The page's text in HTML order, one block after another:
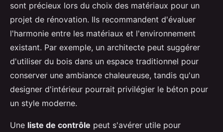
sont précieux lors du choix des matériaux pour un
projet de rénovation. Ils recommandent d'évaluer
l'harmonie entre les matériaux et l'environnement
existant. Par exemple, un architecte peut suggérer
d'utiliser du bois dans un espace traditionnel pour
conserver une ambiance chaleureuse, tandis qu'un
designer d'intérieur pourrait privilégier le béton pour
un style moderne.
Une liste de contrôle peut s'avérer utile pour